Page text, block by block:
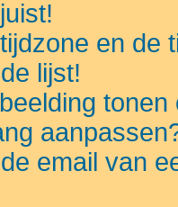
en de
lijst!
email van